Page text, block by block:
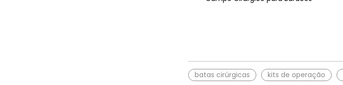
batas cirúrgicas kits de operação